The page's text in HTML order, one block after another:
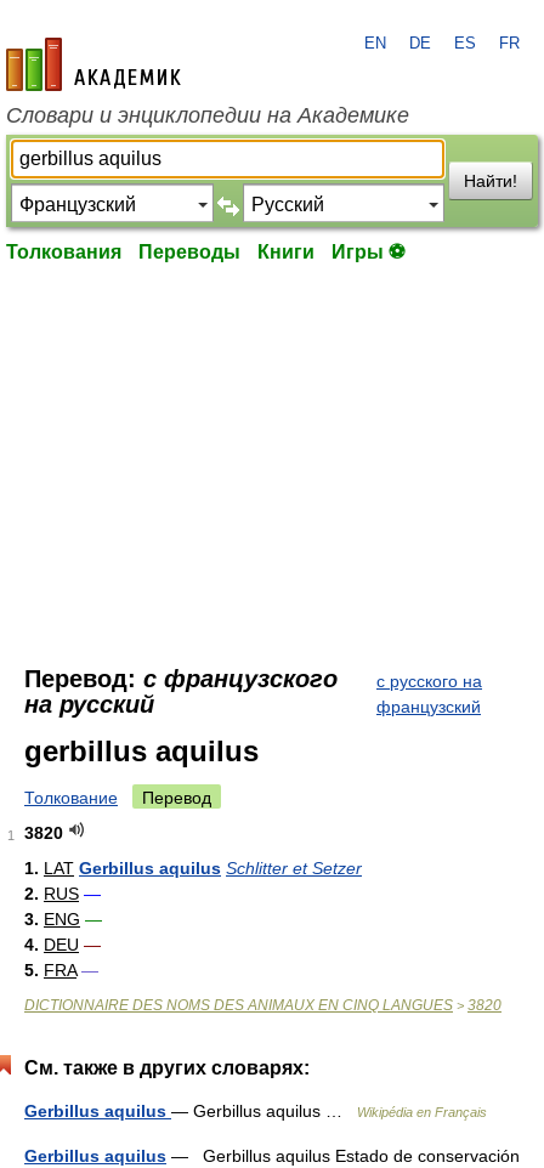
academic.ru
EN DE ES FR
Словари и энциклопедии на Академике
Найти!
Толкования Переводы Книги Игры ⚽
Перевод: с французского
на русский
с русского на
французский
gerbillus aquilus
Толкование Перевод
1
3820
1. LAT Gerbillus aquilus Schlitter et Setzer
2. RUS —
3. ENG —
4. DEU —
5. FRA —
DICTIONNAIRE DES NOMS DES ANIMAUX EN CINQ LANGUES > 3820
См. также в других словарях:
Gerbillus aquilus — Gerbillus aquilus … Wikipédia en Français
Gerbillus aquilus — Gerbillus aquilus Estado de conservación